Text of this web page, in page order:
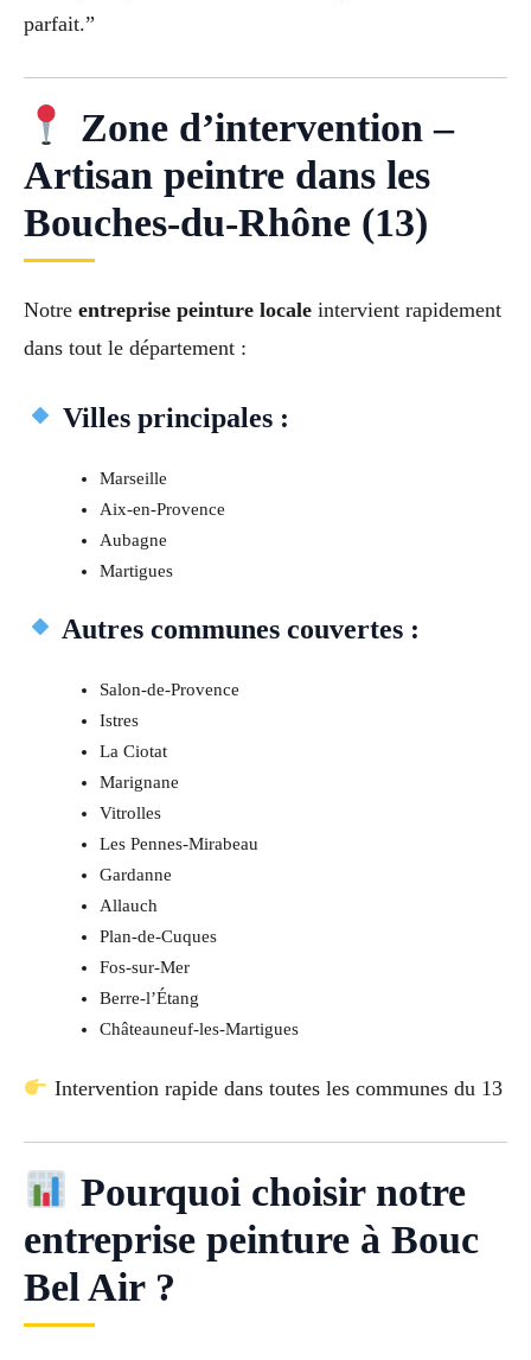
parfait.”
Zone d’intervention –
Artisan peintre dans les
Bouches-du-Rhône (13)
Notre entreprise peinture locale intervient rapidement
dans tout le département :
Villes principales :
Marseille
Aix-en-Provence
Aubagne
Martigues
Autres communes couvertes :
Salon-de-Provence
Istres
La Ciotat
Marignane
Vitrolles
Les Pennes-Mirabeau
Gardanne
Allauch
Plan-de-Cuques
Fos-sur-Mer
Berre-l’Étang
Châteauneuf-les-Martigues
Intervention rapide dans toutes les communes du 13
Pourquoi choisir notre
entreprise peinture à Bouc
Bel Air ?